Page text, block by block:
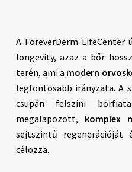
A ForeverDerm
longevity, azaz a bőr
terén, ami a modern
legfontosabb irányzata. A
csupán felszíni
megalapozott, komplex
sejtszintű regenerációját
célozza.